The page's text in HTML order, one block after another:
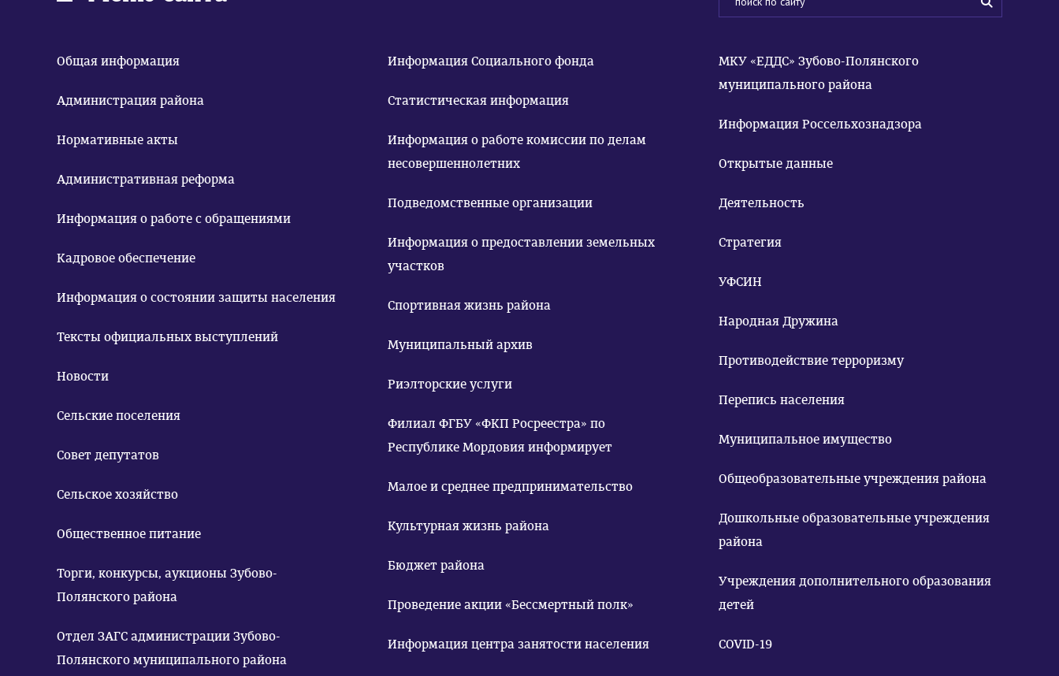
Общая информация
Администрация района
Нормативные акты
Административная реформа
Информация о работе с обращениями
Кадровое обеспечение
Информация о состоянии защиты населения
Тексты официальных выступлений
Новости
Сельские поселения
Совет депутатов
Сельское хозяйство
Общественное питание
Торги, конкурсы, аукционы Зубово-
Полянского района
Отдел ЗАГС администрации Зубово-
Полянского муниципального района
Информация Социального фонда
Статистическая информация
Информация о работе комиссии по делам
несовершеннолетних
Подведомственные организации
Информация о предоставлении земельных
участков
Спортивная жизнь района
Муниципальный архив
Риэлторские услуги
Филиал ФГБУ «ФКП Росреестра» по
Республике Мордовия информирует
Малое и среднее предпринимательство
Культурная жизнь района
Бюджет района
Проведение акции «Бессмертный полк»
Информация центра занятости населения
МКУ «ЕДДС» Зубово-Полянского
муниципального района
Информация Россельхознадзора
Открытые данные
Деятельность
Стратегия
УФСИН
Народная Дружина
Противодействие терроризму
Перепись населения
Муниципальное имущество
Общеобразовательные учреждения района
Дошкольные образовательные учреждения
района
Учреждения дополнительного образования
детей
COVID-19